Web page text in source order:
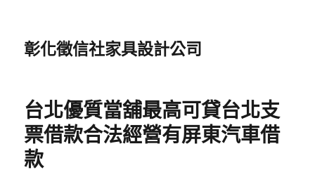
彰化徵信社家具設計公司
台北優質當舖最高可貸台北支
票借款合法經營有屏東汽車借
款